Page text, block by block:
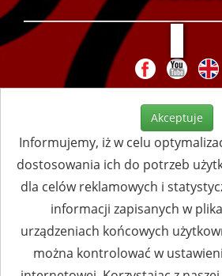
Akceptuje
Informujemy, iż w celu
dostosowania ich do potrzeb
dla celów reklamowych i
informacji zapisanych w
urządzeniach końcowych
można kontrolować w